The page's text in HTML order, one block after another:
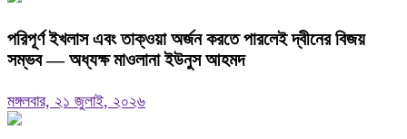
পরিপূর্ণ ইখলাস এবং তাক্ওয়া অর্জন করতে পারলেই দ্বীনের বিজয়
সম্ভব — অধ্যক্ষ মাওলানা ইউনুস আহমদ
মঙ্গলবার, ২১ জুলাই, ২০২৬